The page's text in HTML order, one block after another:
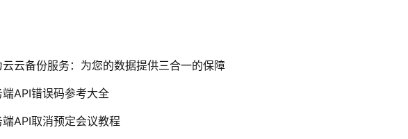
云备份服务：为您的数据提供三合一的保障
端API错误码参考大全
端API取消预定会议教程